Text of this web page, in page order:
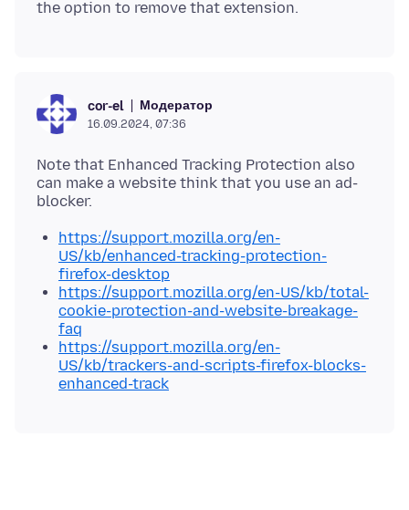
cor-el Модератор
16.09.2024, 07:36
Note that Enhanced Tracking Protection also
can make a website think that you use an ad-
https://support.mozilla.org/en-
US/kb/enhanced-tracking-protection-
firefox-desktop
https://support.mozilla.org/en-US/kb/total-
cookie-protection-and-website-breakage-
faq
https://support.mozilla.org/en-
US/kb/trackers-and-scripts-firefox-blocks-
enhanced-track